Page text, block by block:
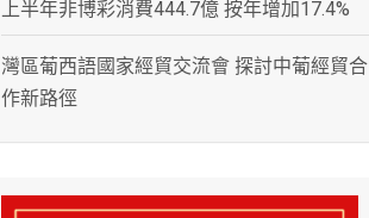
上半年非博彩消費444.7億 按年增加17.4%
灣區葡西語國家經貿交流會 探討中葡經貿合
作新路徑